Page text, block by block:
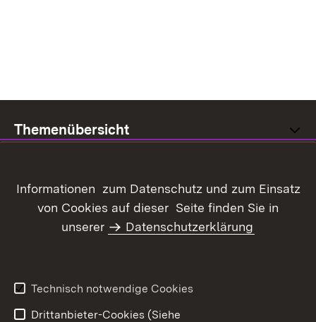
Themenübersicht
Benutzungshinweise
Informationen zum Datenschutz und zum Einsatz
von Cookies auf dieser Seite finden Sie in
unserer
Datenschutzerklärung
Technisch notwendige Cookies
Drittanbieter-Cookies (Siehe